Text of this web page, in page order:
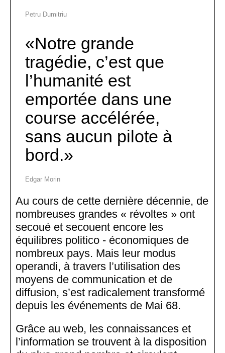
Petru Dumitriu
Notre grande
tragédie, c’est que
l’humanité est
emportée dans une
course accélérée,
sans aucun pilote à
bord.
Edgar Morin
Au cours de cette dernière décennie, de
nombreuses grandes « révoltes » ont
secoué et secouent encore les
équilibres politico - économiques de
nombreux pays. Mais leur modus
operandi, à travers l’utilisation des
moyens de communication et de
diffusion, s’est radicalement transformé
depuis les événements de Mai 68.
Grâce au web, les connaissances et
l’information se trouvent à la disposition